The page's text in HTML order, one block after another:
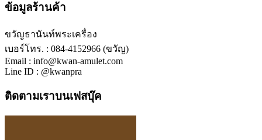
ข้อมูลร้านค้า
ขวัญธานันท์พระเครื่อง
เบอร์โทร. : 084-4152966 (ขวัญ)
Email : info@kwan-amulet.com
Line ID : @kwanpra
ติดตามเราบนเฟสบุ๊ค